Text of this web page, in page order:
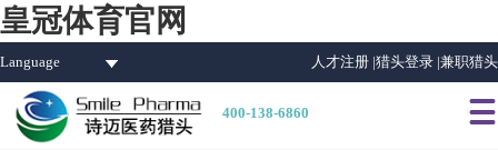
皇冠体育官网
Language 人才注册 |猎头登录 |兼职猎头
400-138-6860 